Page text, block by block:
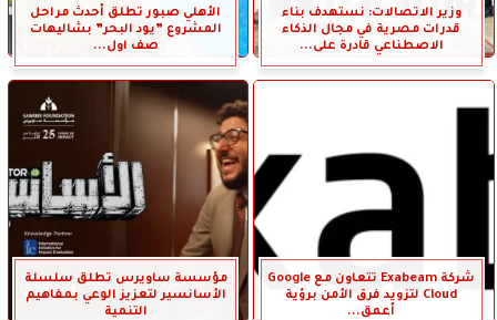
وزير الاتصالات: نستهدف بناء
قدرات مصرية في مجال الذكاء
الاصطناعي قادرة على...
الأهلي صبور تطلق أحدث مراحل
المشروع ”يود البحر” بشاليهات
صف اول...
شركة Exabeam تتعاون مع Google
Cloud لتزويد فرق الأمن برؤية
أعمق...
مؤسسة ساويرس تطلق سلسلة
الأسانسير لتعزيز الوعي بمفاهيم
التنمية